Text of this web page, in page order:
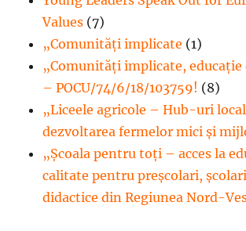
Values (7)
„Comunități implicate (1)
„Comunități implicate, educație
– POCU/74/6/18/103759! (8)
„Liceele agricole – Hub-uri
dezvoltarea fermelor mici şi
„Școala pentru toți – acces la
calitate pentru preșcolari,
didactice din Regiunea Nord-